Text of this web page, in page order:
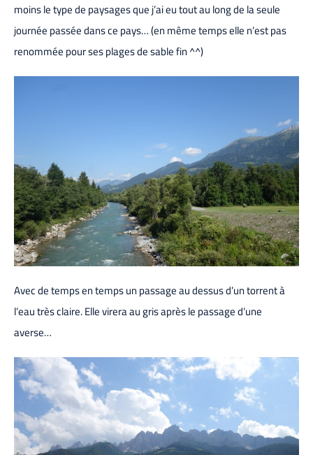
moins le type de paysages que j’ai eu tout au long de la seule
journée passée dans ce pays… (en même temps elle n’est pas
renommée pour ses plages de sable fin ^^)
Avec de temps en temps un passage au dessus d’un torrent à
l’eau très claire. Elle virera au gris après le passage d’une
averse…